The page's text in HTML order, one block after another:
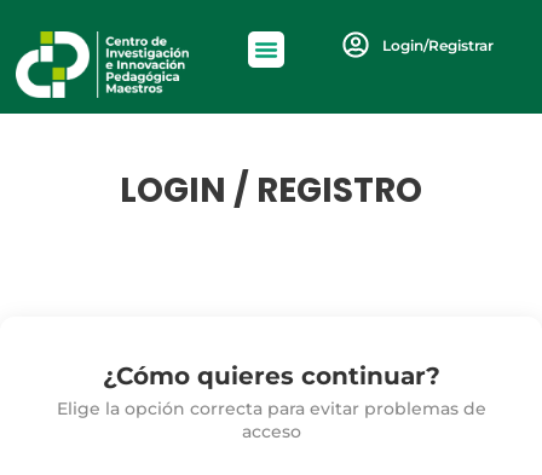
Login/Registrar
LOGIN / REGISTRO
¿Cómo quieres continuar?
Elige la opción correcta para evitar problemas de
acceso